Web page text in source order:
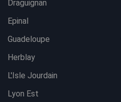
Draguignan
Epinal
Guadeloupe
Herblay
L'Isle Jourdain
Lyon Est